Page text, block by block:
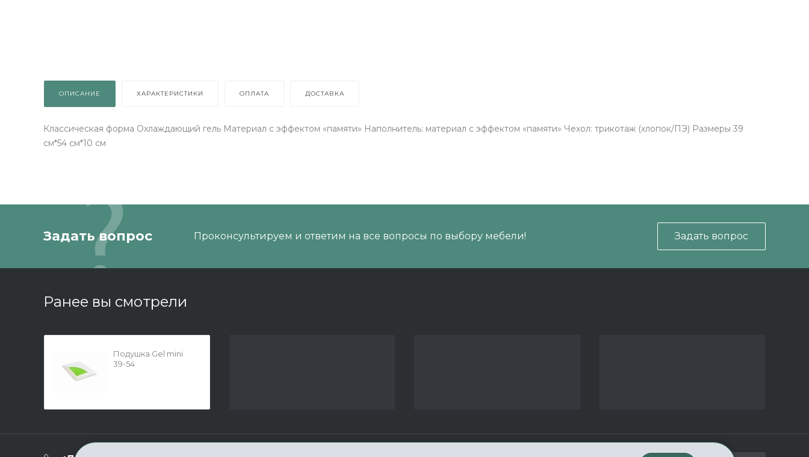
ОПИСАНИЕ ХАРАКТЕРИСТИКИ ОПЛАТА ДОСТАВКА
Классическая форма Охлаждающий гель Материал с эффектом «памяти» Наполнитель: материал с эффектом «памяти» Чехол: трикотаж (хлопок/ПЭ) Размеры 39
см*54 см*10 см
Задать вопрос Проконсультируем и ответим на все вопросы по выбору мебели! Задать вопрос
Ранее вы смотрели
Подушка Gel mini
39-54